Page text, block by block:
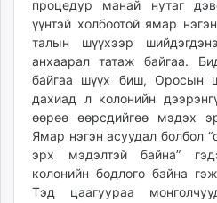
процедур манай нутаг
үүнтэй холбоотой ямар
талын шүүхээр
анхаарал татаж байгаа.
байгаа шүүх биш, Оросын
дахиад л колонийн
өөрөө өөрсдийгөө мэдэх
Ямар нэгэн асуудал болбол
эрх мэдэлтэй байна”
колонийн бодлого байна
Тэд цаагуураа